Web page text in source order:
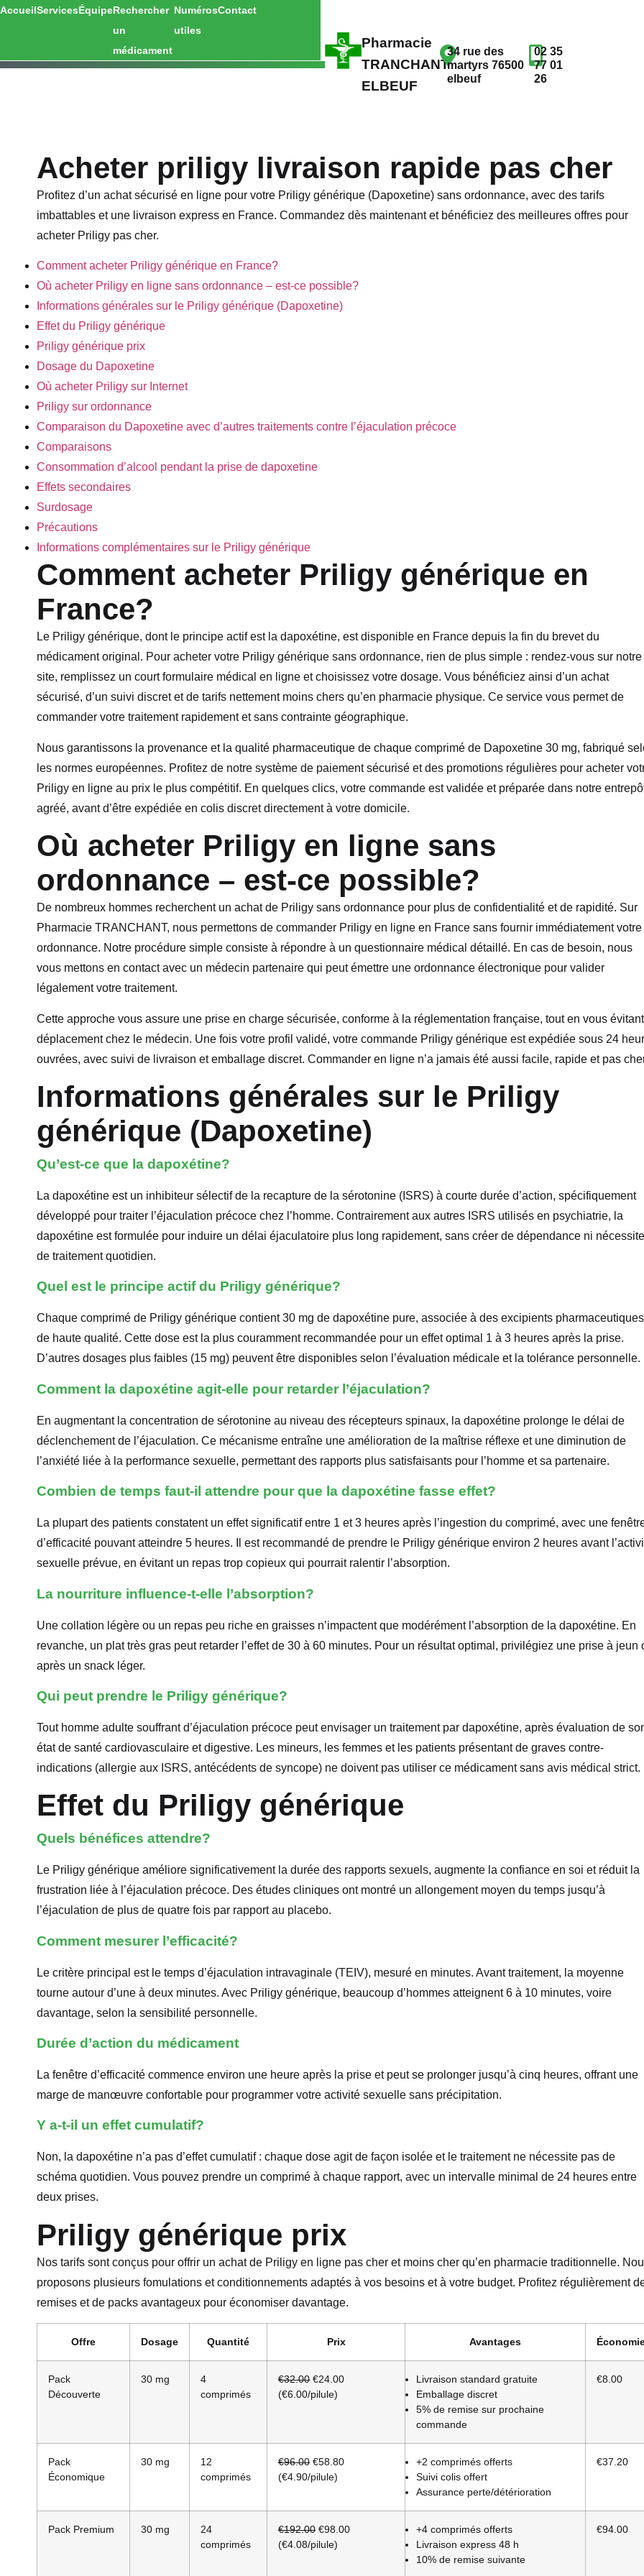
Pharmacie
TRANCHANT
ELBEUF
34 rue des
martyrs 76500
elbeuf
02 35
77 01
26
AccueilServicesÉquipeRechercher
un
médicament
Numéros
utiles
Contact
Acheter priligy livraison rapide pas cher
Profitez d’un achat sécurisé en ligne pour votre Priligy générique (Dapoxetine) sans ordonnance, avec des tarifs
imbattables et une livraison express en France. Commandez dès maintenant et bénéficiez des meilleures offres pour
acheter Priligy pas cher.
Comment acheter Priligy générique en France?
Où acheter Priligy en ligne sans ordonnance – est-ce possible?
Informations générales sur le Priligy générique (Dapoxetine)
Effet du Priligy générique
Priligy générique prix
Dosage du Dapoxetine
Où acheter Priligy sur Internet
Priligy sur ordonnance
Comparaison du Dapoxetine avec d’autres traitements contre l’éjaculation précoce
Comparaisons
Consommation d’alcool pendant la prise de dapoxetine
Effets secondaires
Surdosage
Précautions
Informations complémentaires sur le Priligy générique
Comment acheter Priligy générique en
France?
Le Priligy générique, dont le principe actif est la dapoxétine, est disponible en France depuis la fin du brevet du
médicament original. Pour acheter votre Priligy générique sans ordonnance, rien de plus simple : rendez-vous sur notre
site, remplissez un court formulaire médical en ligne et choisissez votre dosage. Vous bénéficiez ainsi d’un achat
sécurisé, d’un suivi discret et de tarifs nettement moins chers qu’en pharmacie physique. Ce service vous permet de
commander votre traitement rapidement et sans contrainte géographique.
Nous garantissons la provenance et la qualité pharmaceutique de chaque comprimé de Dapoxetine 30 mg, fabriqué
les normes européennes. Profitez de notre système de paiement sécurisé et des promotions régulières pour acheter
Priligy en ligne au prix le plus compétitif. En quelques clics, votre commande est validée et préparée dans notre
agréé, avant d’être expédiée en colis discret directement à votre domicile.
Où acheter Priligy en ligne sans
ordonnance – est-ce possible?
De nombreux hommes recherchent un achat de Priligy sans ordonnance pour plus de confidentialité et de rapidité. Sur
Pharmacie TRANCHANT, nous permettons de commander Priligy en ligne en France sans fournir immédiatement votre
ordonnance. Notre procédure simple consiste à répondre à un questionnaire médical détaillé. En cas de besoin, nous
vous mettons en contact avec un médecin partenaire qui peut émettre une ordonnance électronique pour valider
légalement votre traitement.
Cette approche vous assure une prise en charge sécurisée, conforme à la réglementation française, tout en vous
déplacement chez le médecin. Une fois votre profil validé, votre commande Priligy générique est expédiée sous 24
ouvrées, avec suivi de livraison et emballage discret. Commander en ligne n’a jamais été aussi facile, rapide et pas
Informations générales sur le Priligy
générique (Dapoxetine)
Qu’est-ce que la dapoxétine?
La dapoxétine est un inhibiteur sélectif de la recapture de la sérotonine (ISRS) à courte durée d’action, spécifiquement
développé pour traiter l’éjaculation précoce chez l’homme. Contrairement aux autres ISRS utilisés en psychiatrie, la
dapoxétine est formulée pour induire un délai éjaculatoire plus long rapidement, sans créer de dépendance ni
de traitement quotidien.
Quel est le principe actif du Priligy générique?
Chaque comprimé de Priligy générique contient 30 mg de dapoxétine pure, associée à des excipients pharmaceutiques
de haute qualité. Cette dose est la plus couramment recommandée pour un effet optimal 1 à 3 heures après la prise.
D’autres dosages plus faibles (15 mg) peuvent être disponibles selon l’évaluation médicale et la tolérance personnelle.
Comment la dapoxétine agit-elle pour retarder l’éjaculation?
En augmentant la concentration de sérotonine au niveau des récepteurs spinaux, la dapoxétine prolonge le délai de
déclenchement de l’éjaculation. Ce mécanisme entraîne une amélioration de la maîtrise réflexe et une diminution de
l’anxiété liée à la performance sexuelle, permettant des rapports plus satisfaisants pour l’homme et sa partenaire.
Combien de temps faut-il attendre pour que la dapoxétine fasse effet?
La plupart des patients constatent un effet significatif entre 1 et 3 heures après l’ingestion du comprimé, avec une
d’efficacité pouvant atteindre 5 heures. Il est recommandé de prendre le Priligy générique environ 2 heures avant
sexuelle prévue, en évitant un repas trop copieux qui pourrait ralentir l’absorption.
La nourriture influence-t-elle l’absorption?
Une collation légère ou un repas peu riche en graisses n’impactent que modérément l’absorption de la dapoxétine. En
revanche, un plat très gras peut retarder l’effet de 30 à 60 minutes. Pour un résultat optimal, privilégiez une prise à jeun
après un snack léger.
Qui peut prendre le Priligy générique?
Tout homme adulte souffrant d’éjaculation précoce peut envisager un traitement par dapoxétine, après évaluation de
état de santé cardiovasculaire et digestive. Les mineurs, les femmes et les patients présentant de graves contre-
indications (allergie aux ISRS, antécédents de syncope) ne doivent pas utiliser ce médicament sans avis médical strict.
Effet du Priligy générique
Quels bénéfices attendre?
Le Priligy générique améliore significativement la durée des rapports sexuels, augmente la confiance en soi et réduit la
frustration liée à l’éjaculation précoce. Des études cliniques ont montré un allongement moyen du temps jusqu’à
l’éjaculation de plus de quatre fois par rapport au placebo.
Comment mesurer l’efficacité?
Le critère principal est le temps d’éjaculation intravaginale (TEIV), mesuré en minutes. Avant traitement, la moyenne
tourne autour d’une à deux minutes. Avec Priligy générique, beaucoup d’hommes atteignent 6 à 10 minutes, voire
davantage, selon la sensibilité personnelle.
Durée d’action du médicament
La fenêtre d’efficacité commence environ une heure après la prise et peut se prolonger jusqu’à cinq heures, offrant une
marge de manœuvre confortable pour programmer votre activité sexuelle sans précipitation.
Y a-t-il un effet cumulatif?
Non, la dapoxétine n’a pas d’effet cumulatif : chaque dose agit de façon isolée et le traitement ne nécessite pas de
schéma quotidien. Vous pouvez prendre un comprimé à chaque rapport, avec un intervalle minimal de 24 heures entre
deux prises.
Priligy générique prix
Nos tarifs sont conçus pour offrir un achat de Priligy en ligne pas cher et moins cher qu’en pharmacie traditionnelle.
proposons plusieurs fomulations et conditionnements adaptés à vos besoins et à votre budget. Profitez régulièrement
remises et de packs avantageux pour économiser davantage.
Offre Dosage Quantité Prix Avantages
Pack
Découverte
30 mg
4
comprimés
€32.00 €24.00
(€6.00/pilule)
Livraison standard gratuite
Emballage discret
5% de remise sur prochaine
commande
€8.00
Pack
Économique
30 mg
12
comprimés
€96.00 €58.80
(€4.90/pilule)
+2 comprimés offerts
Suivi colis offert
Assurance perte/détérioration
€37.20
Pack Premium 30 mg
24
comprimés
€192.00 €98.00
(€4.08/pilule)
+4 comprimés offerts
Livraison express 48 h
10% de remise suivante
€94.00